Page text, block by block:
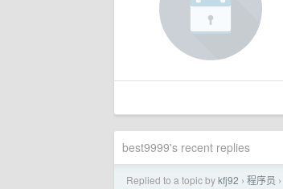
best9999's recent replies
Replied to a topic bykfj92 › 程序员 ›